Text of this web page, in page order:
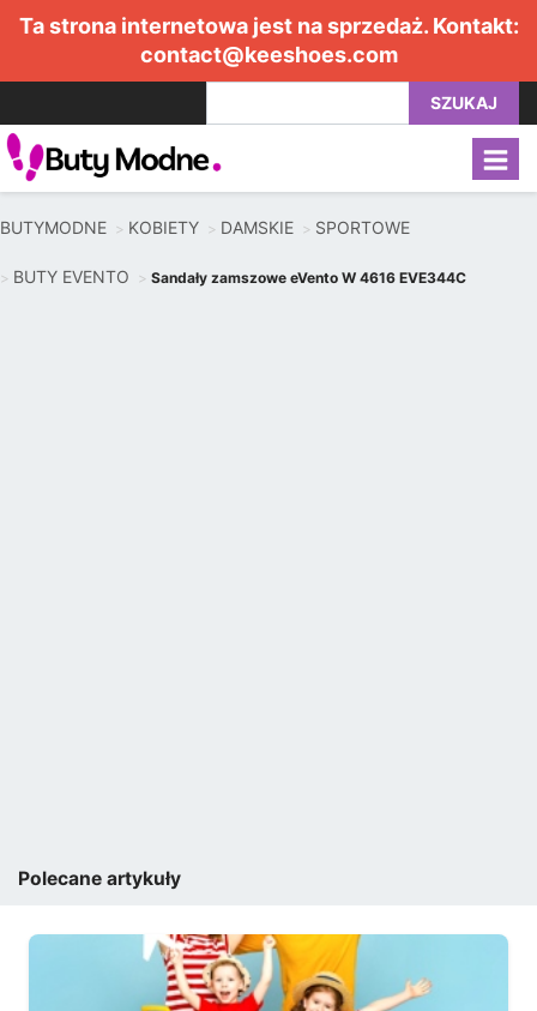
Ta strona internetowa jest na sprzedaż. Kontakt:
contact@keeshoes.com
SZUKAJ
BUTYMODNE KOBIETY DAMSKIE SPORTOWE
BUTY EVENTO Sandały zamszowe eVento W 4616 EVE344C
Polecane artykuły